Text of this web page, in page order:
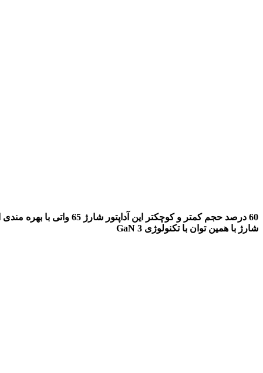
شارژ با همین توان با تکنولوژی GaN 3